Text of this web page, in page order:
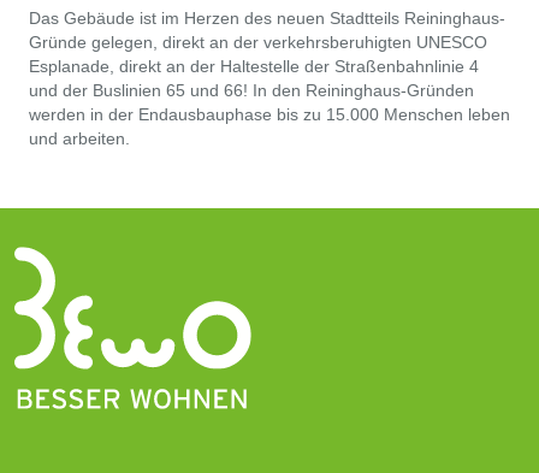
Das Gebäude ist im Herzen des neuen Stadtteils Reininghaus-
Gründe gelegen, direkt an der verkehrsberuhigten UNESCO
Esplanade, direkt an der Haltestelle der Straßenbahnlinie 4
und der Buslinien 65 und 66! In den Reininghaus-Gründen
werden in der Endausbauphase bis zu 15.000 Menschen leben
und arbeiten.